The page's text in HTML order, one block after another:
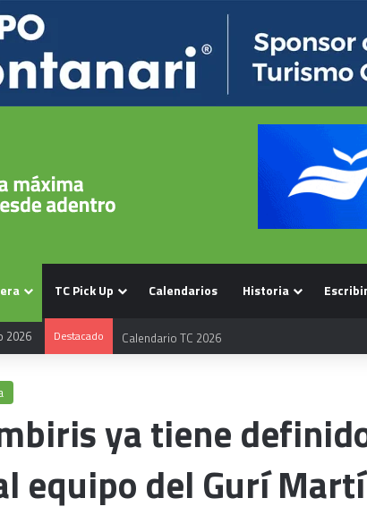
TC Pick Up Calendarios Historia
2026 Destacado Calendario TC 2026
ya tiene
equipo del Gurí